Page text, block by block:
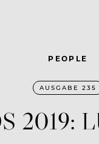
PEOPLE
AUSGABE 235
2019: